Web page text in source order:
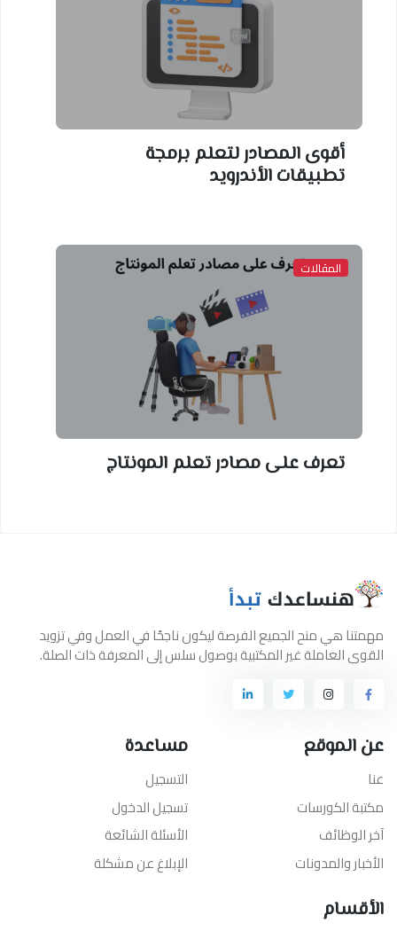
أقوى المصادر لتعلم برمجة
تطبيقات الأندرويد
المقالات
تعرف على مصادر تعلم المونتاج
مهمتنا هي منح الجميع الفرصة ليكون ناجحًا في العمل وفي تزويد
القوى العاملة غير المكتبية بوصول سلس إلى المعرفة ذات الصلة.
عن الموقع
عنا
مكتبة الكورسات
آخر الوظائف
الأخبار والمدونات
مساعدة
التسجيل
تسجيل الدخول
الأسئلة الشائعة
الإبلاغ عن مشكلة
الأقسام